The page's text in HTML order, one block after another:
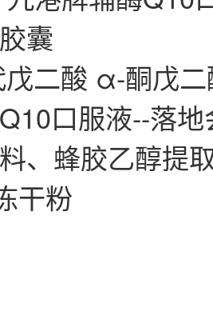
囊
二酸 α-酮戊
口服液--落
、蜂胶乙醇提
干粉